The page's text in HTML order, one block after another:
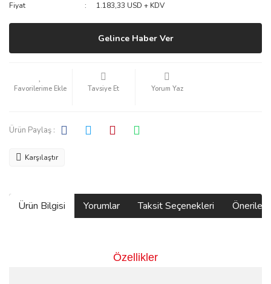
Fiyat
1.183,33 USD + KDV
Gelince Haber Ver
Tavsiye Et Yorum Yaz
Ürün Paylaş :
Karşılaştır
Ürün Bilgisi Yorumlar Taksit Seçenekleri
Özellikler